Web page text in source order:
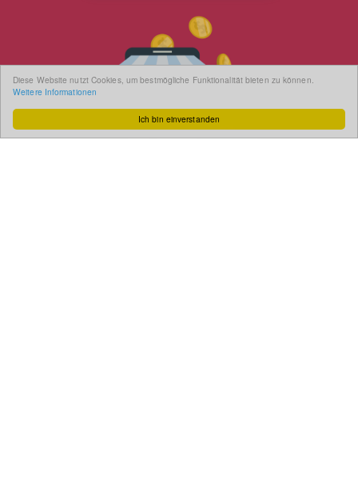
Ich bin einverstanden
Diese Website nutzt Cookies, um bestmögliche Funktionalität bieten zu können.
Weitere Informationen